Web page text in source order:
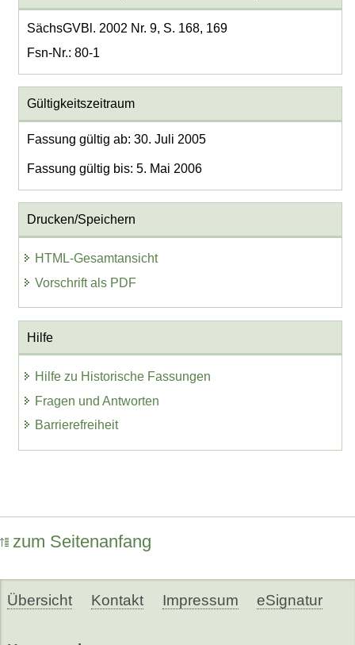
SächsGVBl. 2002 Nr. 9, S. 168, 169
Fsn-Nr.: 80-1
Gültigkeitszeitraum
Fassung gültig ab: 30. Juli 2005
Fassung gültig bis: 5. Mai 2006
Drucken/Speichern
HTML-Gesamtansicht
Vorschrift als PDF
Hilfe
Hilfe zu Historische Fassungen
Fragen und Antworten
Barrierefreiheit
zum Seitenanfang
Übersicht Kontakt Impressum eSignatur